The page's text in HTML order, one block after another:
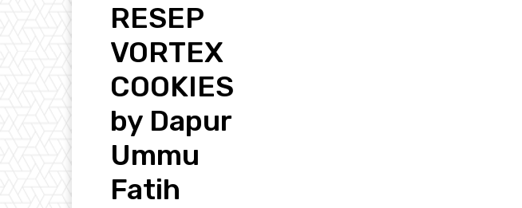
RESEP
VORTEX
COOKIES
by Dapur
Ummu
Fatih